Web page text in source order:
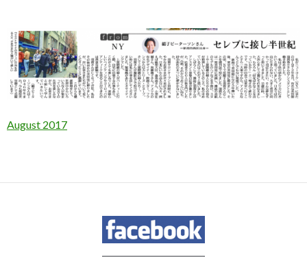
August 2017